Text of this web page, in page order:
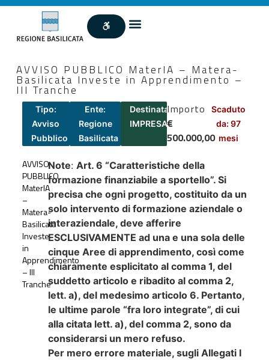
AVVISO PUBBLICO MaterIA – Matera-
Basilicata Investe in Apprendimento –
III Tranche
Tipo:
Avviso
Pubblico
Ente:
Regione
Basilicata
Destinatari:
IMPRESA
Importo
€
500.000,00
Scaduto
da: 97
mesi
AVVISO
PUBBLICO
MaterIA
–
Matera-
Basilicata
Investe
in
Apprendimento
– III
Tranche
Note: Art. 6 “Caratteristiche della
formazione finanziabile a sportello”. Si
precisa che ogni progetto, costituito da un
solo intervento di formazione aziendale o
interaziendale, deve afferire
ESCLUSIVAMENTE ad una e una sola delle
cinque Aree di apprendimento, così come
chiaramente esplicitato al comma 1, del
suddetto articolo e ribadito al comma 2,
lett. a), del medesimo articolo 6. Pertanto,
le ultime parole “fra loro integrate”, di cui
alla citata lett. a), del comma 2, sono da
considerarsi un mero refuso.
Per mero errore materiale, sugli Allegati I